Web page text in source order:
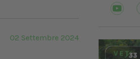
02 Settembre 2024